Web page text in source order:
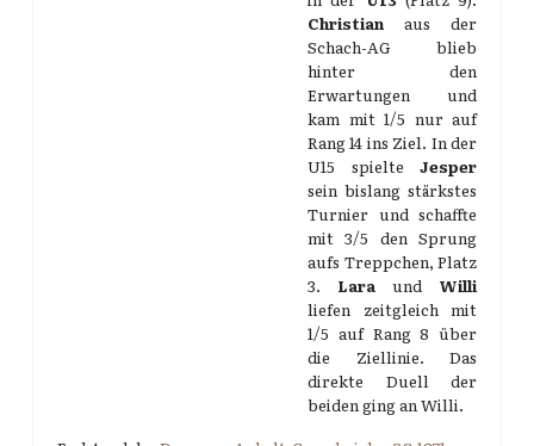
Christian aus der
Schach-AG blieb
hinter den
Erwartungen und
kam mit 1/5 nur auf
Rang 14 ins Ziel. In der
U15 spielte Jesper
sein bislang stärkstes
Turnier und schaffte
mit 3/5 den Sprung
aufs Treppchen, Platz
3. Lara und Willi
liefen zeitgleich mit
1/5 auf Rang 8 über
die Ziellinie. Das
direkte Duell der
beiden ging an Willi.